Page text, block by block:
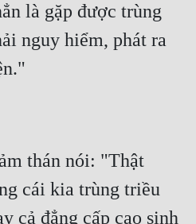
là gặp được trùng
nguy hiểm, phát ra
thán nói: "Thật
cái kia trùng triều
cả đẳng cấp cao sinh